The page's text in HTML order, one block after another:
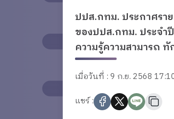
ปปส.กทม. ประกาศรา
ของปปส.กทม. ประจำ
ความรู้ความสามารถ
เมื่อวันที่ : 9 ก.ย. 2568
แชร์ :